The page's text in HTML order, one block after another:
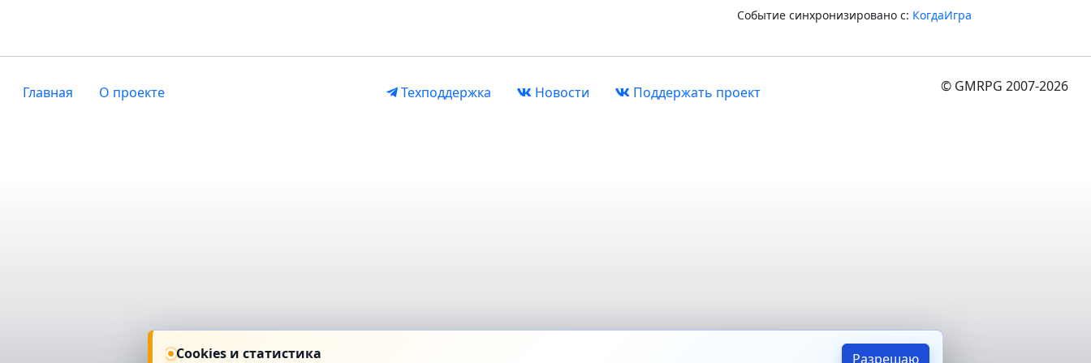
Событие синхронизировано с: КогдаИгра
Главная О проекте Техподдержка Новости Поддержать проект © GMRPG 2007-2026
Cookies и статистика Разрешаю